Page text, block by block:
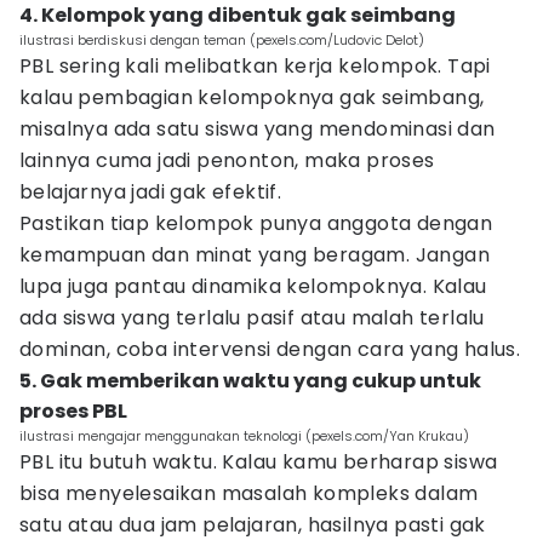
4. Kelompok yang dibentuk gak seimbang
ilustrasi berdiskusi dengan teman (pexels.com/Ludovic Delot)
PBL sering kali melibatkan kerja kelompok. Tapi
kalau pembagian kelompoknya gak seimbang,
misalnya ada satu siswa yang mendominasi dan
lainnya cuma jadi penonton, maka proses
belajarnya jadi gak efektif.
Pastikan tiap kelompok punya anggota dengan
kemampuan dan minat yang beragam. Jangan
lupa juga pantau dinamika kelompoknya. Kalau
ada siswa yang terlalu pasif atau malah terlalu
dominan, coba intervensi dengan cara yang halus.
5. Gak memberikan waktu yang cukup untuk
proses PBL
ilustrasi mengajar menggunakan teknologi (pexels.com/Yan Krukau)
PBL itu butuh waktu. Kalau kamu berharap siswa
bisa menyelesaikan masalah kompleks dalam
satu atau dua jam pelajaran, hasilnya pasti gak